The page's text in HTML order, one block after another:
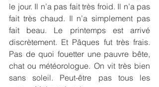
le jour. Il n’a pas fait très froid. Il n’a pas
fait très chaud. Il n’a simplement pas
fait beau. Le printemps est arrivé
discrètement. Et Pâques fut très frais.
Pas de quoi fouetter une pauvre bête,
chat ou météorologue. On vit très bien
sans soleil. Peut-être pas tous les